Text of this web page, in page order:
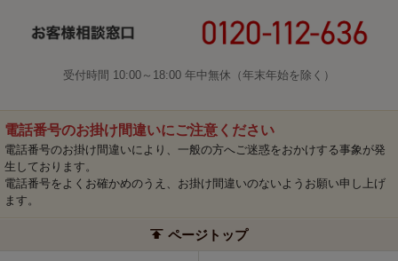
受付時間 10:00～18:00 年中無休（年末年始を除く）
電話番号のお掛け間違いにご注意ください
電話番号のお掛け間違いにより、一般の方へご迷惑をおかけする事象が発
生しております。
電話番号をよくお確かめのうえ、お掛け間違いのないようお願い申し上げ
ます。
ページトップ